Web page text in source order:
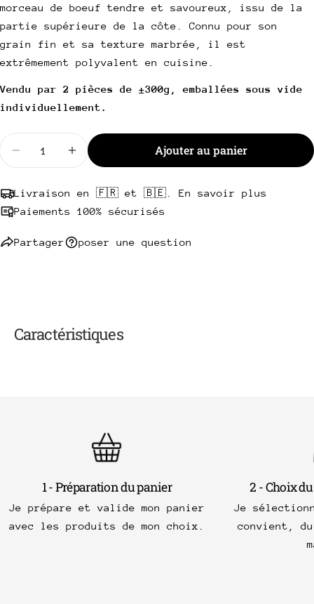
morceau de boeuf tendre et savoureux, issu de la
partie supérieure de la côte. Connu pour son
grain fin et sa texture marbrée, il est
extrêmement polyvalent en cuisine.
Vendu par 2 pièces de ±300g, emballées sous vide
individuellement.
Diminuer la quantité pour Cuberoll Angus
Augmenter la quantité pour Cuberoll
Ajouter au panier
Livraison en 🇫🇷 et 🇧🇪. En savoir plus
Paiements 100% sécurisés
Partager
Partager ce produit
Partager
Copie
Partager
sur
Partager
sur
poser une question
Votre
Votre
Envoyer une question
Caractéristiques
1 - Préparation du panier
Je prépare et valide mon panier
avec les produits de mon choix.
2 - Choix
Je
convient,